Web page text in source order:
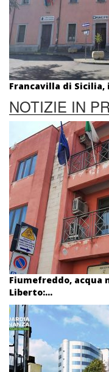
Francavilla di
NOTIZIE IN
Fiumefreddo, acqua
Liberto:...